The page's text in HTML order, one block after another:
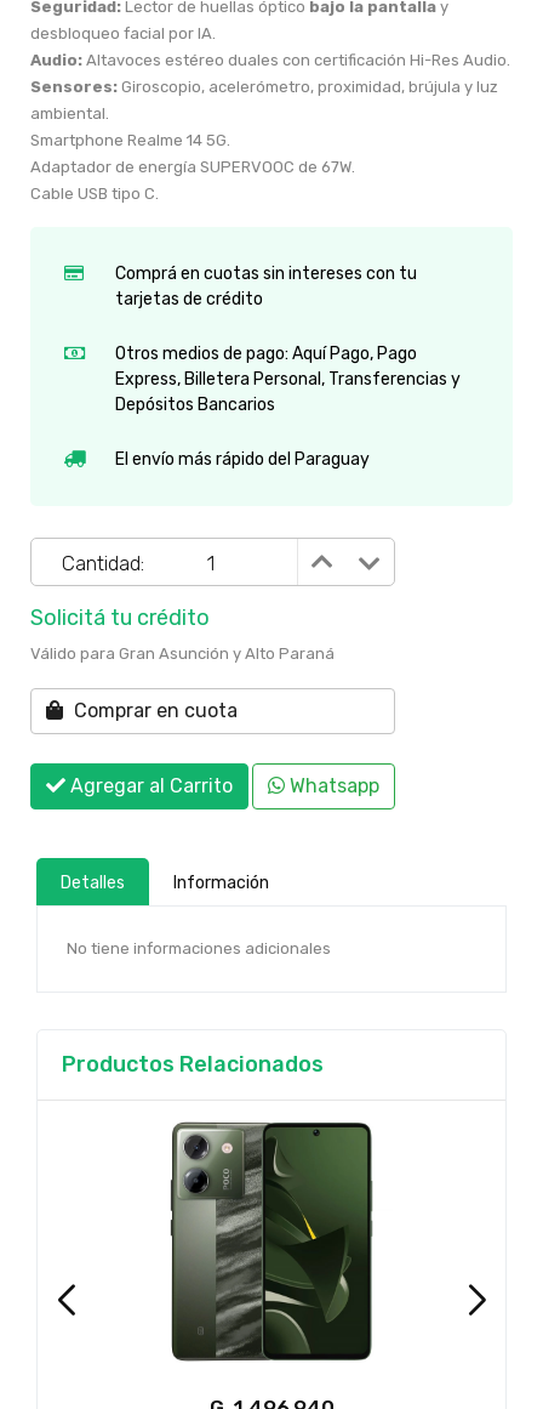
Seguridad: Lector de huellas óptico bajo la pantalla y
desbloqueo facial por IA.
Audio: Altavoces estéreo duales con certificación Hi-Res Audio.
Sensores: Giroscopio, acelerómetro, proximidad, brújula y luz
ambiental.
Smartphone Realme 14 5G.
Adaptador de energía SUPERVOOC de 67W.
Cable USB tipo C.
Comprá en cuotas sin intereses con tu
tarjetas de crédito
Otros medios de pago: Aquí Pago, Pago
Express, Billetera Personal, Transferencias y
Depósitos Bancarios
El envío más rápido del Paraguay
Cantidad:
Solicitá tu crédito
Válido para Gran Asunción y Alto Paraná
Comprar en cuota
Agregar al Carrito Whatsapp
Detalles Información
No tiene informaciones adicionales
Productos Relacionados